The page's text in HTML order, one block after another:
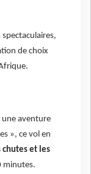
de choix
une aventure
», ce vol en
et les
minutes.